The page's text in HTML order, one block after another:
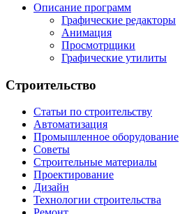
Описание программ
Графические редакторы
Анимация
Просмотрщики
Графические утилиты
Строительство
Статьи по строительству
Автоматизация
Промышленное оборудование
Советы
Строительные материалы
Проектирование
Дизайн
Технологии строительства